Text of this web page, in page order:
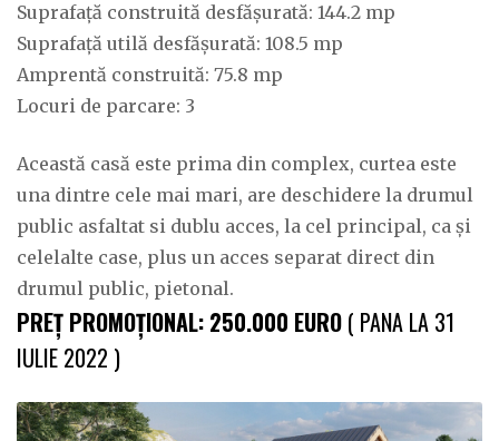
Suprafață construită desfășurată: 144.2 mp
Suprafață utilă desfășurată: 108.5 mp
Amprentă construită: 75.8 mp
Locuri de parcare: 3
Această casă este prima din complex, curtea este
una dintre cele mai mari, are deschidere la drumul
public asfaltat si dublu acces, la cel principal, ca și
celelalte case, plus un acces separat direct din
drumul public, pietonal.
PREȚ PROMOȚIONAL: 250.000 EURO ( PANA LA 31
IULIE 2022 )